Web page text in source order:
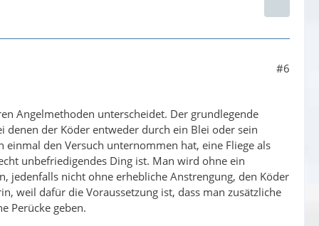
#6
Angelmethoden unterscheidet. Der grundlegende
denen der Köder entweder durch ein Blei oder sein
den Versuch unternommen hat, eine Fliege als
unbefriedigendes Ding ist. Man wird ohne ein
jedenfalls nicht ohne erhebliche Anstrengung, den Köder
weil dafür die Voraussetzung ist, dass man zusätzliche
Perücke geben.